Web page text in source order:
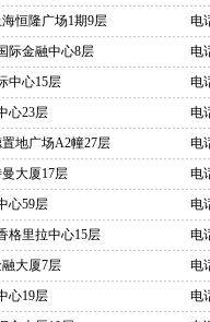
海恒隆广场1期9层
电
际金融中心8层
电
中心15层
电
心23层
电
地广场A2幢27层
电
大厦17层
电
心59层
电
格里拉中心15层
电
融大厦7层
电
心19层
电